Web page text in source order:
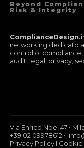
Beyond
Risk & Integrity
networking dedicato
controllo:
audit, legal, privacy,
Via Enrico Noe, 47 •
+39 02 09978612 •
Privacy Policy I Cookie